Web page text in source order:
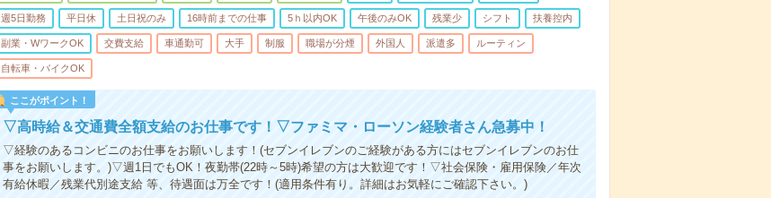
週5日勤務 平日休 土日祝のみ 16時前までの仕事 5ｈ以内OK 午後のみOK 残業少 シフト 扶養控内
副業・WワークOK 交費支給 車通勤可 大手 制服 職場が分煙 外国人 派遣多 ルーティン
自転車・バイクOK
ここがポイント！
▽高時給＆交通費全額支給のお仕事です！▽ファミマ・ローソン経験者さん急募中！
▽経験のあるコンビニのお仕事をお願いします！(セブンイレブンのご経験がある方にはセブンイレブンのお仕
事をお願いします。)▽週1日でもOK！夜勤帯(22時～5時)希望の方は大歓迎です！▽社会保険・雇用保険／年次
有給休暇／残業代別途支給 等、待遇面は万全です！(適用条件有り。詳細はお気軽にご確認下さい。)